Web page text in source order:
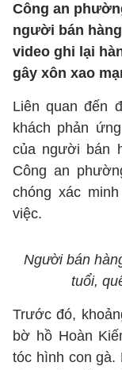
Công an
người bán
video ghi lại
gây xôn xao
Liên quan đến
khách phản
của người bán
Công an
chóng xác
việc.
Người bán
tuổi,
Trước đó,
bờ hồ Hoàn
tóc hình con gà.